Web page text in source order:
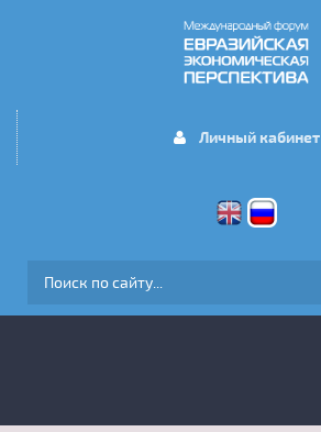
Личный кабинет
ФОРМА ПОИСКА